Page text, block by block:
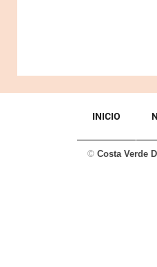
INICIO
© Costa Verde